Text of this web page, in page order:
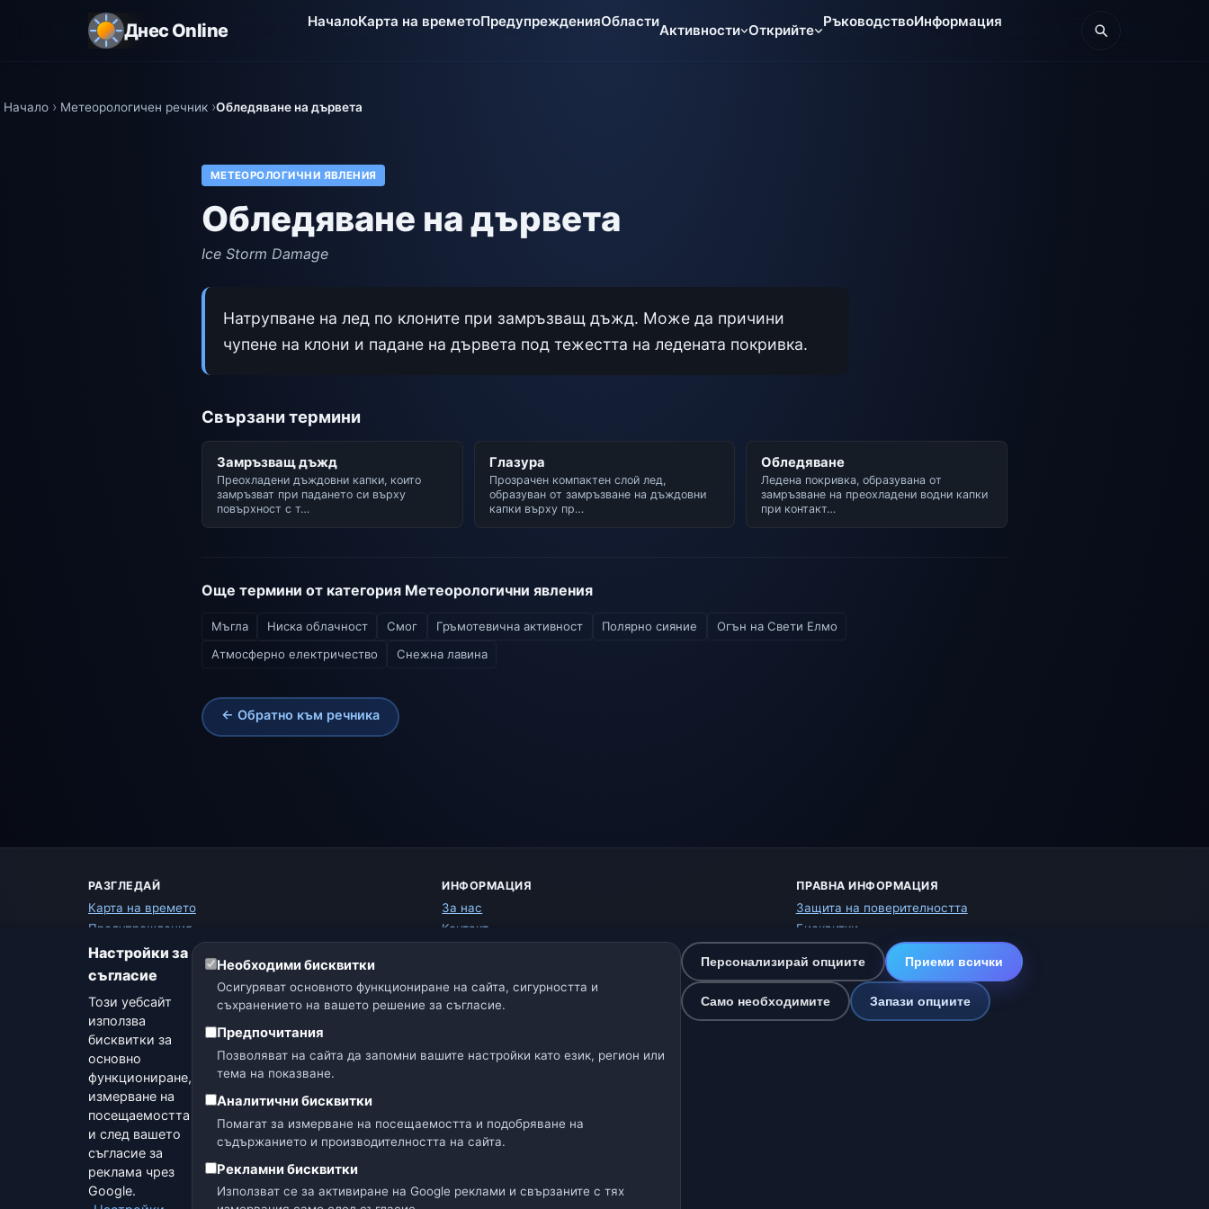
Днес Online НачалоКарта на времетоПредупрежденияОбласти
Активности Открийте
РъководствоИнформация
Начало Метеорологичен речник Обледяване на дървета
МЕТЕОРОЛОГИЧНИ ЯВЛЕНИЯ
Обледяване на дървета
Ice Storm Damage
Натрупване на лед по клоните при замръзващ дъжд. Може да причини
чупене на клони и падане на дървета под тежестта на ледената покривка.
Свързани термини
Замръзващ дъжд
Преохладени дъждовни капки, които
замръзват при падането си върху
повърхност с т…
Глазура
Прозрачен компактен слой лед,
образуван от замръзване на дъждовни
капки върху пр…
Обледяване
Ледена покривка, образувана от
замръзване на преохладени водни капки
при контакт…
Още термини от категория Метеорологични явления
Мъгла Ниска облачност Смог Гръмотевична активност Полярно сияние
Огън на Свети Елмо
Атмосферно електричество
Снежна лавина
← Обратно към речника
РАЗГЛЕДАЙ
Карта на времето
Предупреждения
Ръководство
Речник на времето
Сравнение на градове
Метео уиджет
ИНФОРМАЦИЯ
За нас
Контакт
Как обработваме данните
Как да подадете грешка в локация
ПРАВНА ИНФОРМАЦИЯ
Защита на поверителността
Бисквитки
Условия за ползване
Отказ от отговорност
Помагаме на животните
Карта на сайта
🇨🇿 Чехия
Оператор: Spolek Minizoo.cz z.s. | ИН: 21135550 |
Настройки за
съгласие
Този уебсайт
използва
бисквитки за
основно
функциониране,
измерване на
посещаемостта
и след вашето
съгласие за
реклама чрез
Google.
Необходими бисквитки
Осигуряват основното функциониране на сайта, сигурността и
съхранението на вашето решение за съгласие.
Предпочитания
Позволяват на сайта да запомни вашите настройки като език, регион или
тема на показване.
Аналитични бисквитки
Помагат за измерване на посещаемостта и подобряване на
съдържанието и производителността на сайта.
Рекламни бисквитки
Използват се за активиране на Google реклами и свързаните с тях
Персонализирай опциите Приеми всички
Само необходимите Запази опциите